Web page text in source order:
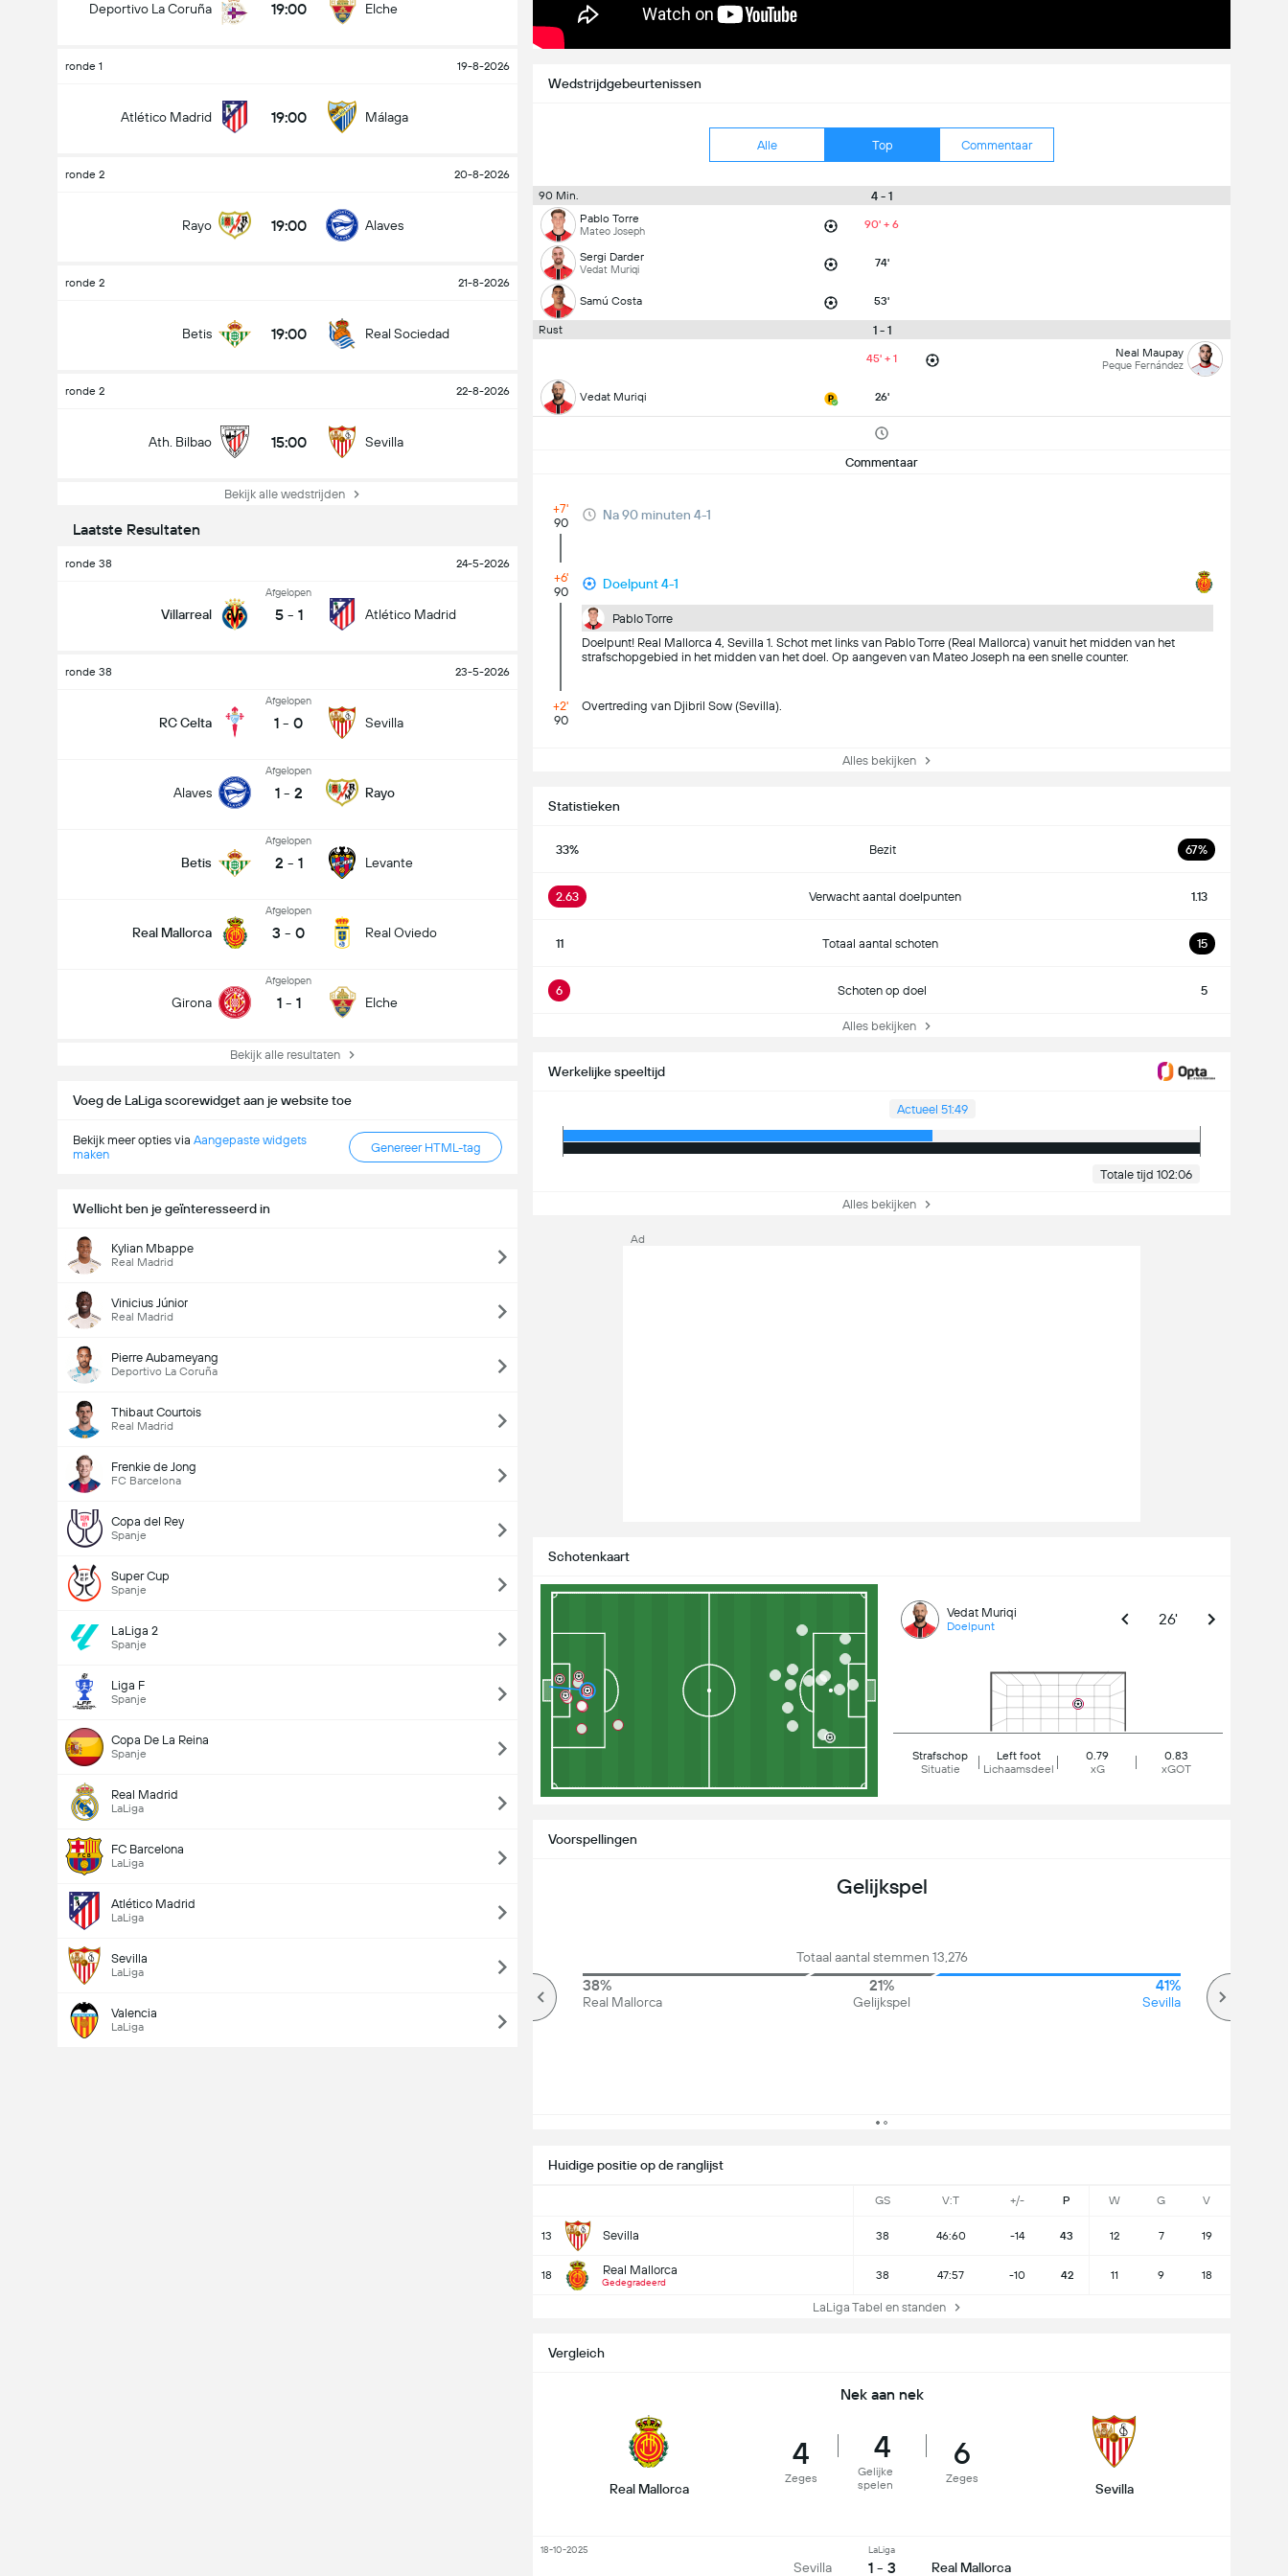
Deportivo La Coruña 19:00 Elche
ronde 1 19-8-2026
Atlético Madrid 19:00 Málaga
ronde 2 20-8-2026
Rayo 19:00 Alaves
ronde 2 21-8-2026
Betis 19:00 Real Sociedad
ronde 2 22-8-2026
Ath. Bilbao 15:00 Sevilla
Bekijk alle wedstrijden
Laatste Resultaten
ronde 38 24-5-2026
Villarreal
Afgelopen
5 - 1 Atlético Madrid
ronde 38 23-5-2026
RC Celta
Afgelopen
1 - 0 Sevilla
Alaves
Afgelopen
1 - 2 Rayo
Betis
Afgelopen
2 - 1 Levante
Real Mallorca
Afgelopen
3 - 0 Real Oviedo
Girona
Afgelopen
1 - 1 Elche
Bekijk alle resultaten
Voeg de LaLiga scorewidget aan je website toe
Bekijk meer opties via Aangepaste widgets
maken
Genereer HTML-tag
Wellicht ben je geïnteresseerd in
Kylian Mbappe
Real Madrid
Vinicius Júnior
Real Madrid
Pierre Aubameyang
Deportivo La Coruña
Thibaut Courtois
Real Madrid
Frenkie de Jong
FC Barcelona
Copa del Rey
Spanje
Super Cup
Spanje
LaLiga 2
Spanje
Liga F
Spanje
Copa De La Reina
Spanje
Real Madrid
LaLiga
FC Barcelona
LaLiga
Atlético Madrid
LaLiga
Sevilla
LaLiga
Valencia
LaLiga
Wedstrijdgebeurtenissen
Alle Top Commentaar
90 Min. 4 - 1
Pablo Torre
Mateo Joseph 90' + 6
Sergi Darder
Vedat Muriqi 74'
Samú Costa 53'
Rust 1 - 1
45' + 1 Neal Maupay
Peque Fernández
Vedat Muriqi 26'
Commentaar
+7'
90
Na 90 minuten 4-1
+6'
90
Doelpunt 4-1
Pablo Torre
Doelpunt! Real Mallorca 4, Sevilla 1. Schot met links van Pablo Torre (Real Mallorca) vanuit het midden van het
strafschopgebied in het midden van het doel. Op aangeven van Mateo Joseph na een snelle counter.
+2'
90
Overtreding van Djibril Sow (Sevilla).
Alles bekijken
Statistieken
33% Bezit 67%
2.63 Verwacht aantal doelpunten 1.13
11 Totaal aantal schoten 15
6 Schoten op doel 5
Alles bekijken
Werkelijke speeltijd
Actueel 51:49
Totale tijd 102:06
Alles bekijken
Schotenkaart
Vedat Muriqi
Doelpunt 26'
Strafschop
Situatie
Left foot
Lichaamsdeel
0.79
xG
0.83
xGOT
Huidige positie op de ranglijst
GS V:T +/- P W G V
13 Sevilla 38 46:60 -14 43 12 7 19
18 Real Mallorca
Gedegradeerd
38 47:57 -10 42 11 9 18
LaLiga Tabel en standen
Voorspellingen
Gelijkspel
Totaal aantal stemmen 13,276
38%
Real Mallorca
21%
Gelijkspel
41%
Sevilla
- Meer dan/minder dan (2.5)
Totaal aantal stemmen 1,436
Vergleich
Nek aan nek
Real Mallorca
4
Zeges
4
Gelijke
spelen
6
Zeges
Sevilla
Sevilla
LaLiga
1 - 3 Real Mallorca
18-10-2025
Ad